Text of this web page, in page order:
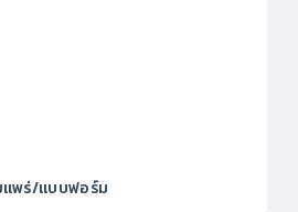
แพร่/แบบฟอร์ม